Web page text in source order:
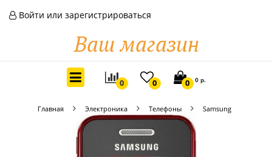
Войти или зарегистрироваться
0 0 0 0 р.
Главная Электроника Телефоны Samsung